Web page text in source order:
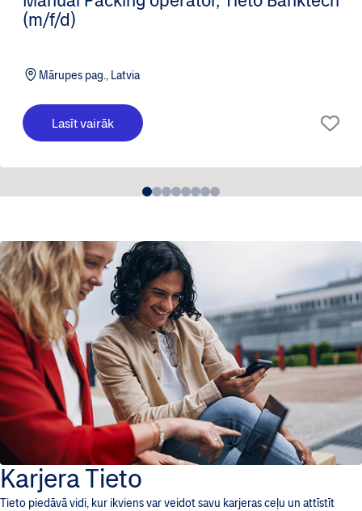
(m/f/d)
Mārupes pag., Latvia
Lasīt vairāk
Karjera Tieto
Tieto piedāvā vidi, kur ikviens var veidot savu karjeras ceļu un attīstīt